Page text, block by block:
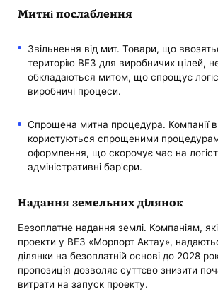
Митні послаблення
Звільнення від мит. Товари, що
територію ВЕЗ для виробничих цілей,
обкладаються митом, що спрощує
виробничі процеси.
Спрощена митна процедура. Компанії
користуються спрощеними
оформлення, що скорочує час на
адміністративні бар'єри.
Надання земельних ділянок
Безоплатне надання землі. Компаніям,
проекти у ВЕЗ «Морпорт Актау»,
ділянки на безоплатній основі до 2028
пропозиція дозволяє суттєво знизити
витрати на запуск проекту.